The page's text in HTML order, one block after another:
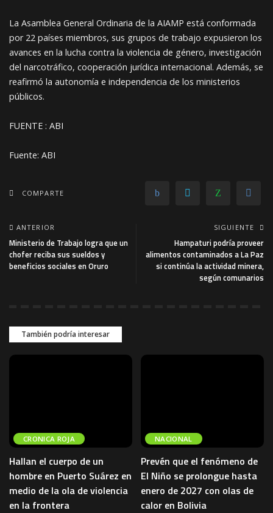
La Asamblea General Ordinaria de la AIAMP está conformada
por 22 países miembros, sus grupos de trabajo expusieron los
avances en la lucha contra la violencia de género, investigación
del narcotráfico, cooperación jurídica internacional. Además, se
reafirmó la autonomía e independencia de los ministerios
públicos.
FUENTE : ABI
Fuente: ABI
COMPARTE
ANTERIOR
Ministerio de Trabajo logra que un
chofer reciba sus sueldos y
beneficios sociales en Oruro
SIGUIENTE
Hampaturi podría proveer
alimentos contaminados a La Paz
si continúa la actividad minera,
según comunarios
También podría interesar
CRONICA ROJA
Hallan el cuerpo de un
hombre en Puerto Suárez en
medio de la ola de violencia
en la frontera
NACIONAL
Prevén que el fenómeno de
El Niño se prolongue hasta
enero de 2027 con olas de
calor en Bolivia